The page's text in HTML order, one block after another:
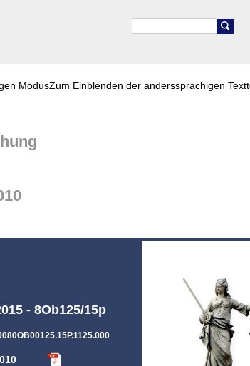
ModusZum Einblenden der anderssprachigen
- 8Ob125/15p